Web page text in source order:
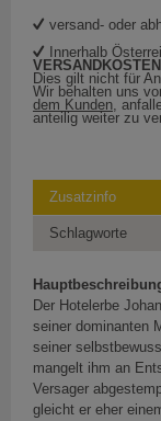
versand- oder
Innerhalb
Dies gilt nicht für
Wir behalten uns
dem Kunden,
anteilig weiter zu
Zusatzinfo
Schlagworte
Der Hotelerbe
seiner dominanten
seiner
mangelt ihm an
Versager
gleicht er eher